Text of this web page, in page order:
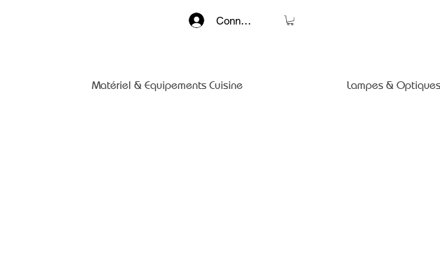
Connexion
Matériel & Equipements Cuisine Lampes &